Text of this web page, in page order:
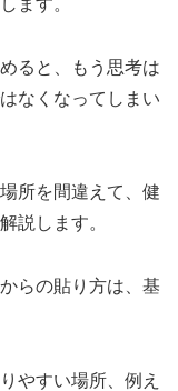
ると、もう思考は
なくなってしまい
所を間違えて、健
説します。
らの貼り方は、基
やすい場所、例え